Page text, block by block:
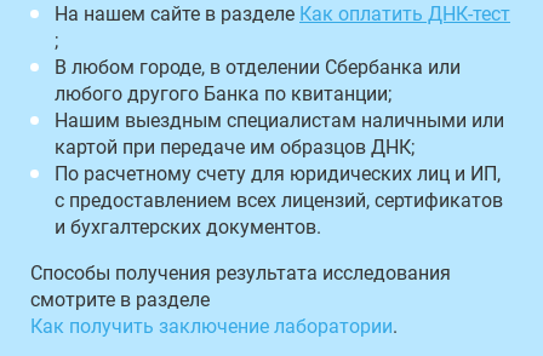
На нашем сайте в разделе Как оплатить ДНК-тест
;
В любом городе, в отделении Сбербанка или
любого другого Банка по квитанции;
Нашим выездным специалистам наличными или
картой при передаче им образцов ДНК;
По расчетному счету для юридических лиц и ИП,
с предоставлением всех лицензий, сертификатов
и бухгалтерских документов.
Способы получения результата исследования
смотрите в разделе
Как получить заключение лаборатории.